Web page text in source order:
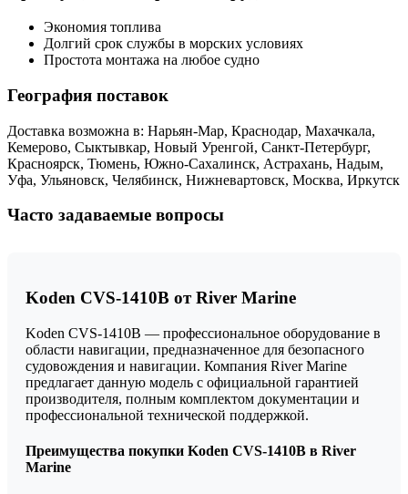
Экономия топлива
Долгий срок службы в морских условиях
Простота монтажа на любое судно
География поставок
Доставка возможна в: Нарьян-Мар, Краснодар, Махачкала,
Кемерово, Сыктывкар, Новый Уренгой, Санкт-Петербург,
Красноярск, Тюмень, Южно-Сахалинск, Астрахань, Надым,
Уфа, Ульяновск, Челябинск, Нижневартовск, Москва, Иркутск
Часто задаваемые вопросы
Koden CVS-1410B от River Marine
Koden CVS-1410B — профессиональное оборудование в
области навигации, предназначенное для безопасного
судовождения и навигации. Компания River Marine
предлагает данную модель с официальной гарантией
производителя, полным комплектом документации и
профессиональной технической поддержкой.
Преимущества покупки Koden CVS-1410B в River
Marine